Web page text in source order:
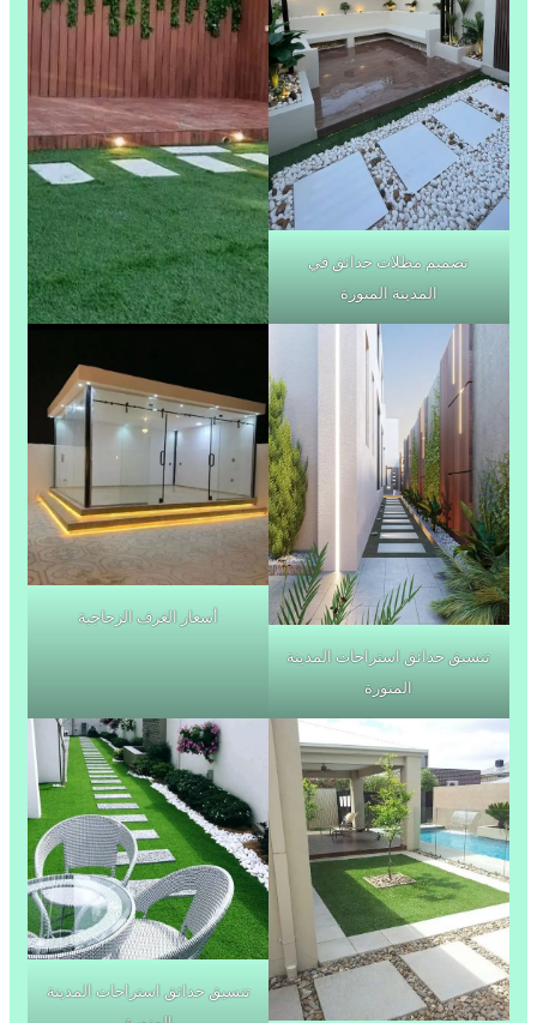
تصميم مظلات حدائق في
المدينة المنورة
تنسيق حدائق استراحات المدينة
المنورة
أسعار الغرف الزجاجية
تنسيق حدائق استراحات المدينة